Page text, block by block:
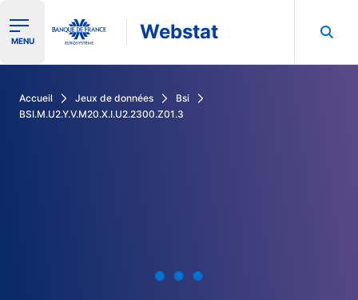
Ouvrir le menu de navigation
MENU Webstat
Accueil Jeux de données
Bsi
BSI.M.U2.Y.V.M20.X.I.U2.2300.Z01.3